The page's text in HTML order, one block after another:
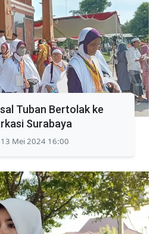
Tuban Bertolak ke
Surabaya
Mei 2024 16:00